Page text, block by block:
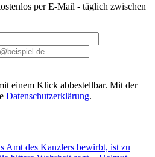
per E-Mail - täglich zwischen
einem Klick abbestellbar. Mit der
Datenschutzerklärung.